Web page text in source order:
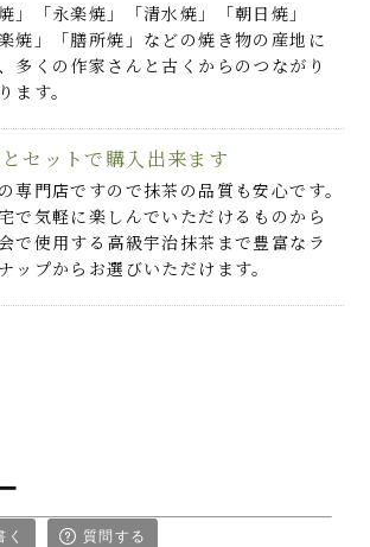
焼」「永楽焼」「清水焼」「朝日焼」
楽焼」「膳所焼」などの焼き物の産地に
多くの作家さんと古くからのつながり
ます。
セットで購入出来ます
専門店ですので抹茶の品質も安心です。
で気軽に楽しんでいただけるものから
で使用する高級宇治抹茶まで豊富なラ
ップからお選びいただけます。
く 質問する